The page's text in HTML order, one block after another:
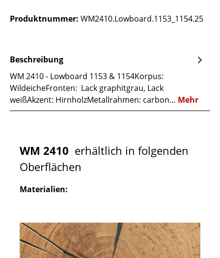
Produktnummer: WM2410.Lowboard.1153_1154.25
Beschreibung
WM 2410 - Lowboard 1153 & 1154Korpus:
WildeicheFronten: Lack graphitgrau, Lack
weißAkzent: HirnholzMetallrahmen: carbon… Mehr
WM 2410 erhältlich in folgenden
Oberflächen
Materialien: